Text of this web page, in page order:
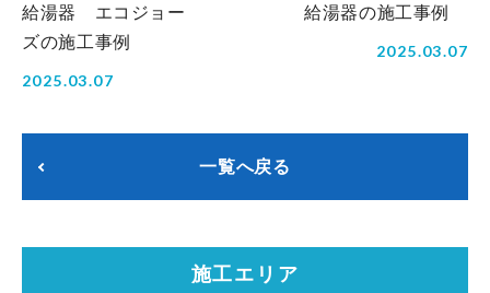
給湯器 エコジョー
ズの施工事例
2025.03.07
一覧へ戻る
給湯器の施工事例
2025.03.07
施工エリア